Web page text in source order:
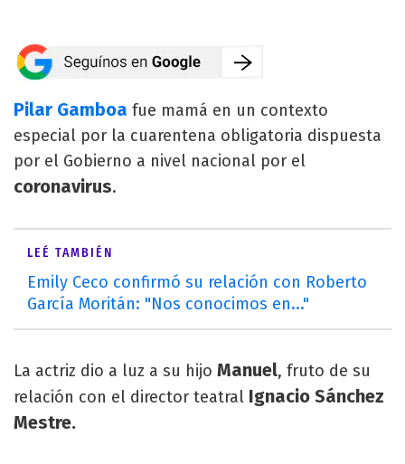
Pilar Gamboa fue mamá en un contexto
especial por la cuarentena obligatoria dispuesta
por el Gobierno a nivel nacional por el
coronavirus.
LEÉ TAMBIÉN
Emily Ceco confirmó su relación con Roberto
García Moritán: "Nos conocimos en..."
La actriz dio a luz a su hijo Manuel, fruto de su
relación con el director teatral Ignacio Sánchez
Mestre.